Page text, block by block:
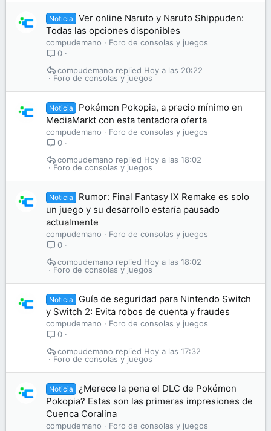
Noticia
Ver online Naruto y Naruto Shippuden:
Todas las opciones disponibles
compudemano
Foro de consolas y juegos
0
Foro de consolas y juegos
Hoy a las 20:22
compudemano
Noticia
Pokémon Pokopia, a precio mínimo en
MediaMarkt con esta tentadora oferta
compudemano
Foro de consolas y juegos
0
Foro de consolas y juegos
Hoy a las 18:02
compudemano
Noticia
Rumor: Final Fantasy IX Remake es solo
un juego y su desarrollo estaría pausado
actualmente
compudemano
Foro de consolas y juegos
0
Foro de consolas y juegos
Hoy a las 18:02
compudemano
Noticia
Guía de seguridad para Nintendo Switch
y Switch 2: Evita robos de cuenta y fraudes
compudemano
Foro de consolas y juegos
0
Foro de consolas y juegos
Hoy a las 17:32
compudemano
Noticia
¿Merece la pena el DLC de Pokémon
Pokopia? Estas son las primeras impresiones de
Cuenca Coralina
compudemano
Foro de consolas y juegos